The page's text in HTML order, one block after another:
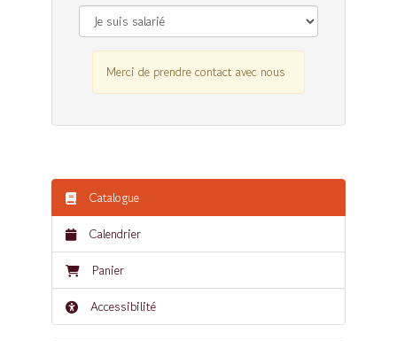
Merci de prendre contact avec nous
Catalogue
Calendrier
Panier
Accessibilité